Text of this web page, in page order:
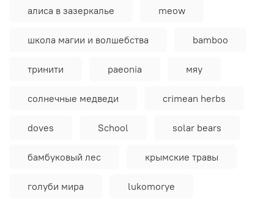
алиса в зазеркалье meow
школа магии и волшебства bamboo
тринити paeonia мяу
солнечные медведи crimean herbs
doves School solar bears
бамбуковый лес крымские травы
голуби мира lukomorye